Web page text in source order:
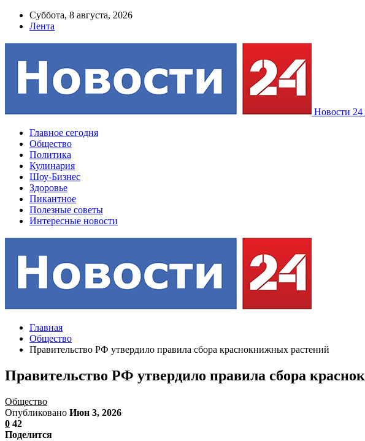
Суббота, 8 августа, 2026
Лента
Новости 24
Главное сегодня
Общество
Политика
Кулинария
Шоу-Бизнес
Здоровье
Пикантное
Полезные советы
Интересные новости
Главная
Общество
Правительство РФ утвердило правила сбора краснокнижных растений
Правительство РФ утвердило правила сбора
Общество
Опубликовано Июн 3, 2026
0 42
Поделится